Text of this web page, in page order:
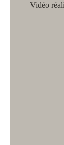
Vidéo